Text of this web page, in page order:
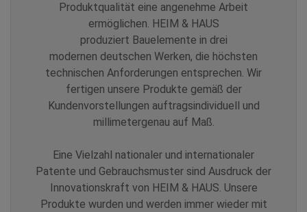
Produktqualität eine angenehme Arbeit
ermöglichen. HEIM & HAUS
produziert Bauelemente in drei
modernen deutschen Werken, die höchsten
technischen Anforderungen entsprechen. Wir
fertigen unsere Produkte gemäß der
Kundenvorstellungen auftragsindividuell und
millimetergenau auf Maß.
Eine Vielzahl nationaler und internationaler
Patente und Gebrauchsmuster sind Ausdruck der
Innovationskraft von HEIM & HAUS. Unsere
Produkte wurden und werden immer wieder mit